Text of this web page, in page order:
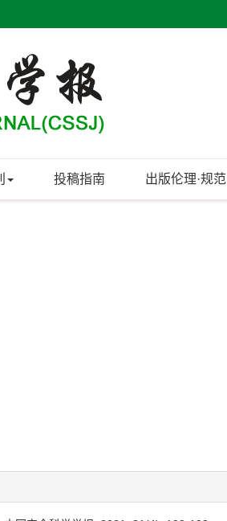
投稿指南 出版伦理·规范